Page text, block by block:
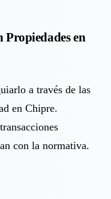
Propiedades en
a través de las
en Chipre.
con la normativa.